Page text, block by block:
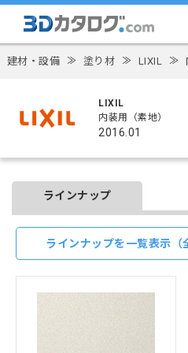
建材・設備 ≫ 塗り材 ≫ LIXIL ≫
LIXIL
内装用（素地）
2016.01
ラインナップ
ラインナップを一覧表示（